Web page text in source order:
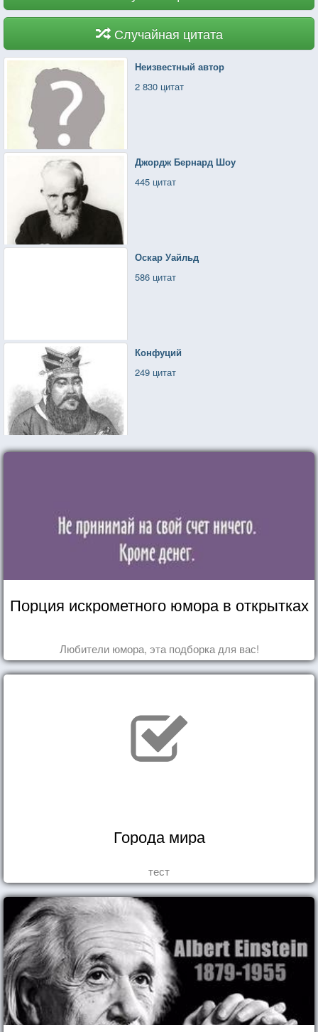
Без обиды и смысла, не хочу в это верить!
Это было написано, и чего с этим делать?
Случайная цитата
Неизвестный автор
2 830 цитат
Джордж Бернард Шоу
445 цитат
Оскар Уайльд
586 цитат
Конфуций
249 цитат
Порция искрометного юмора в открытках
Любители юмора, эта подборка для вас!
Города мира
тест